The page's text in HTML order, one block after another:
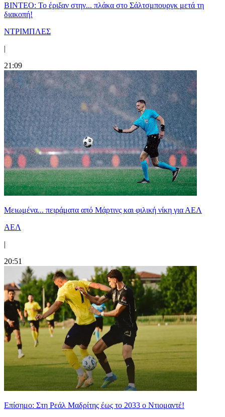
ΒΙΝΤΕΟ: Το έριξαν στην... πλάκα στο Σάλτσμπουργκ μετά τη
διακοπή!
ΝΤΡΙΜΠΛΕΣ
|
21:09
Μειωμένα... πειράματα από Μάρτινς και φιλική νίκη για ΑΕΛ
ΑΕΛ
|
20:51
Επίσημο: Στη Ρεάλ Μαδρίτης έως το 2033 ο Ντιομαντέ!